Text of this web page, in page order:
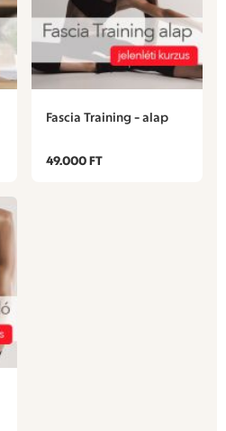
Fascia Training - alap
49.000 FT